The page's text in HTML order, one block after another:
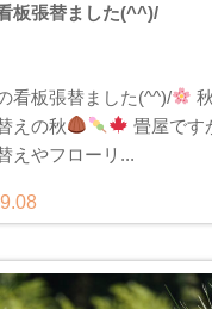
板張替ました(^^)/
看板張替ました(^^)/
えの秋
畳屋です
えやフローリ...